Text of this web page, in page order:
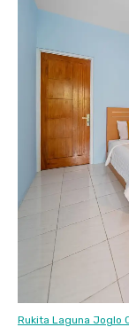
Rukita Laguna Joglo